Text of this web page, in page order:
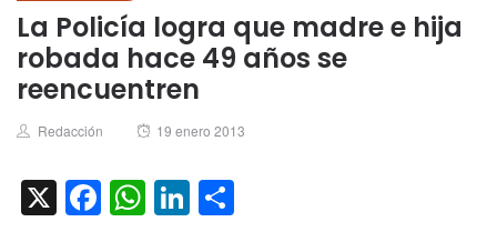
La Policía logra que madre e hija
robada hace 49 años se
reencuentren
Author
Redacción
Posted
19 enero 2013
X Facebook
WhatsApp
LinkedIn